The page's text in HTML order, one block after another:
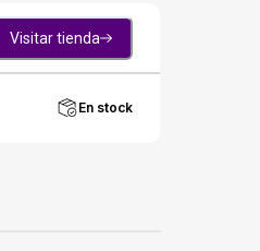
Visitar tienda
En stock